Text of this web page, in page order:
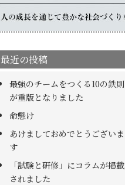
最近の投稿
最強のチームをつくる10の鉄則
が重版となりました
命懸け
あけましておめでとうございま
す
「試験と研修」にコラムが掲載
されました